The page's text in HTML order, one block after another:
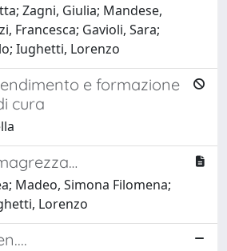
Zagni, Giulia; Mandese,
Francesca; Gavioli, Sara;
Iughetti, Lorenzo
e formazione
cura
Madeo, Simona Filomena;
Lorenzo